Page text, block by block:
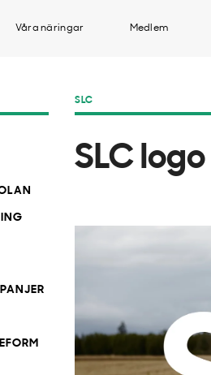
Våra näringar Medlem
SLC
SLC logo